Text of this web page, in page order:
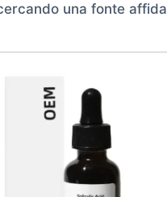
una fonte